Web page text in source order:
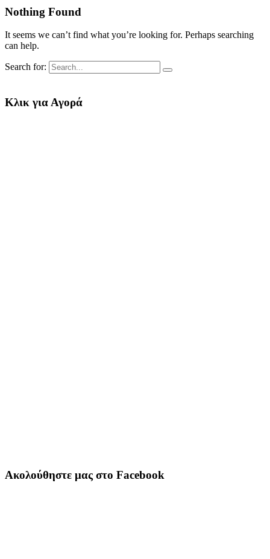
Nothing Found
It seems we can’t find what you’re looking for. Perhaps searching
can help.
Search for:
Κλικ για Αγορά
Ακολούθηστε μας στο Facebook